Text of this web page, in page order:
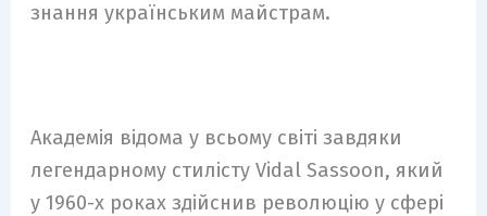
знання українським майстрам.
Академія відома у всьому світі завдяки
легендарному стилісту Vidal Sassoon, який
у 1960-х роках здійснив революцію у сфері